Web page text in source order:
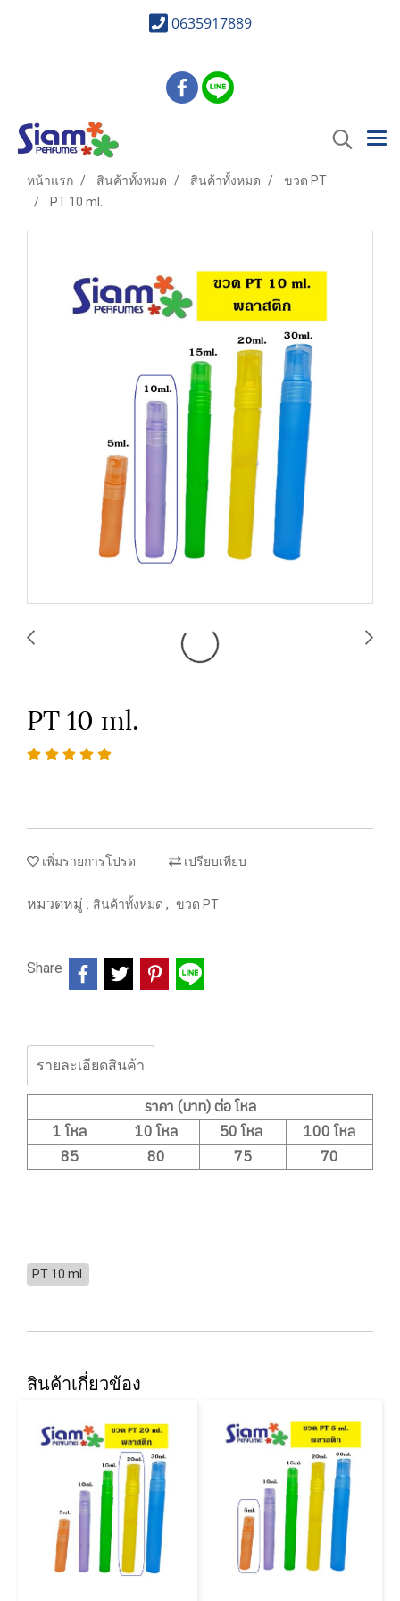
0635917889
หน้าแรก สินค้าทั้งหมด สินค้าทั้งหมด
ขวด PT
PT 10 ml.
PT 10 ml.
เพิ่มรายการโปรด เปรียบเทียบ
หมวดหมู่ : สินค้าทั้งหมด , ขวด PT
Share
รายละเอียดสินค้า
ราคา (บาท) ต่อ โหล
1 โหล
10 โหล 50 โหล
100 โหล
85
80 75 70
PT 10 ml.
สินค้าเกี่ยวข้อง